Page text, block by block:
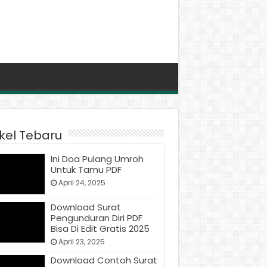
Tebaru
Ini Doa Pulang Umroh
Untuk Tamu PDF
April 24, 2025
Download Surat
Pengunduran Diri PDF
Bisa Di Edit Gratis 2025
April 23, 2025
Download Contoh Surat